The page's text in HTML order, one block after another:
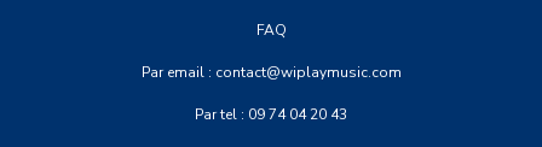
FAQ
Par email : contact@wiplaymusic.com
Par tel : 09 74 04 20 43